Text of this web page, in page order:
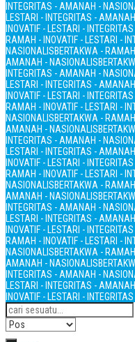
INTEGRITAS - AMANAH -
LESTARI - INTEGRITAS -
INOVATIF - LESTARI -
RAMAH - INOVATIF - LESTARI -
NASIONALISBERTAKWA -
AMANAH - NASIONALIS
INTEGRITAS - AMANAH -
LESTARI - INTEGRITAS -
INOVATIF - LESTARI -
RAMAH - INOVATIF - LESTARI -
NASIONALISBERTAKWA -
AMANAH - NASIONALIS
INTEGRITAS - AMANAH -
LESTARI - INTEGRITAS -
INOVATIF - LESTARI -
RAMAH - INOVATIF - LESTARI -
NASIONALISBERTAKWA -
AMANAH - NASIONALIS
INTEGRITAS - AMANAH -
LESTARI - INTEGRITAS -
INOVATIF - LESTARI -
RAMAH - INOVATIF - LESTARI -
NASIONALISBERTAKWA -
AMANAH - NASIONALIS
INTEGRITAS - AMANAH -
LESTARI - INTEGRITAS -
INOVATIF - LESTARI -